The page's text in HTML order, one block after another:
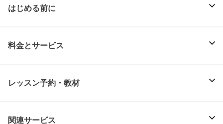
はじめる前に
料金とサービス
レッスン予約・教材
関連サービス